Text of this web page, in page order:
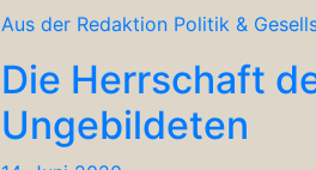
Aus der Redaktion Politik &
Die Herrschaft
Ungebildeten